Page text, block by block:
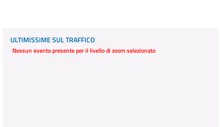
ULTIMISSIME SUL TRAFFICO
Nessun evento presente per il livello di zoom selezionato